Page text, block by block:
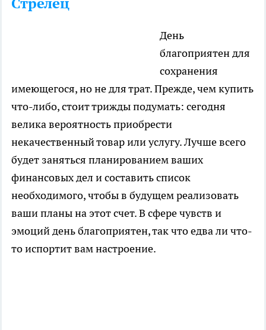
День
благоприятен для
сохранения
имеющегося, но не для трат. Прежде, чем купить
что-либо, стоит трижды подумать: сегодня
велика вероятность приобрести
некачественный товар или услугу. Лучше всего
будет заняться планированием ваших
финансовых дел и составить список
необходимого, чтобы в будущем реализовать
ваши планы на этот счет. В сфере чувств и
эмоций день благоприятен, так что едва ли что-
то испортит вам настроение.